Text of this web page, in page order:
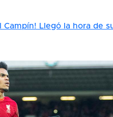
Campín! Llegó la hora de